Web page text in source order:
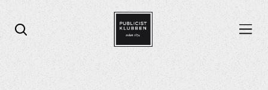
Öppna sök
Öppna menyn